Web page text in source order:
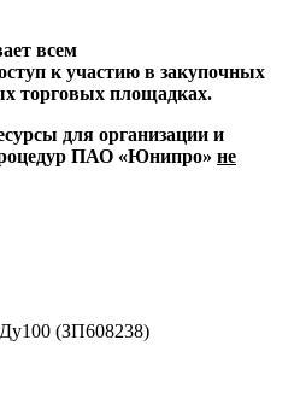
всем
к участию в закупочных
торговых площадках.
для организации и
ПАО «Юнипро» не
(ЗП608238)